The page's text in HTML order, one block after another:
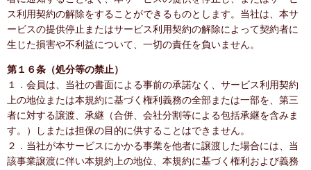
ス利用契約の解除をすることができるものとします。当社は、本サ
ービスの提供停止またはサービス利用契約の解除によって契約者に
生じた損害や不利益について、一切の責任を負いません。
第１６条（処分等の禁止）
１．会員は、当社の書面による事前の承諾なく、サービス利用契約
上の地位または本規約に基づく権利義務の全部または一部を、第三
者に対する譲渡、承継（合併、会社分割等による包括承継を含みま
す。）しまたは担保の目的に供することはできません。
２．当社が本サービスにかかる事業を他者に譲渡した場合には、当
該事業譲渡に伴い本規約上の地位、本規約に基づく権利および義務